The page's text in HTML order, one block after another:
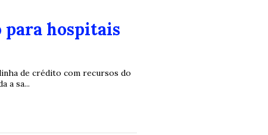
hospitais
de crédito com recursos do
a sa...